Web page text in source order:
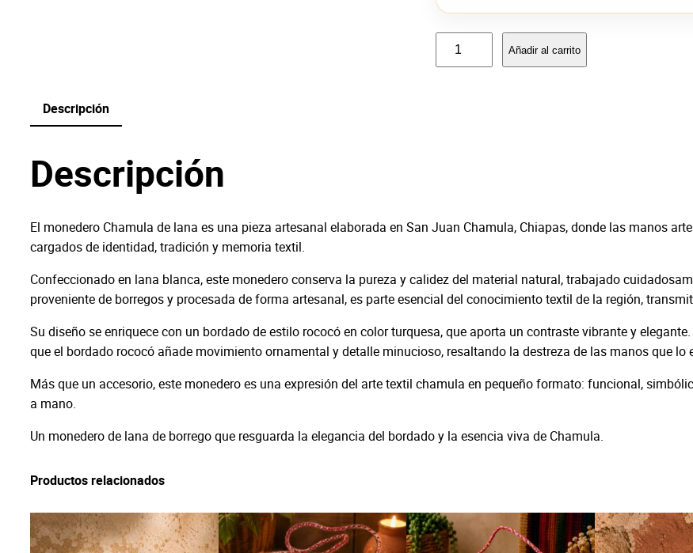
h
u
l
d
e
l
a
t
i
Añadir al carrito
Descripción
Descripción
El monedero Chamula de lana es una pieza artesanal elaborada en San Juan Chamula, Chiapas, donde las manos
cargados de identidad, tradición y memoria textil.
Confeccionado en lana blanca, este monedero conserva la pureza y calidez del material natural, trabajado
proveniente de borregos y procesada de forma artesanal, es parte esencial del conocimiento textil de la región,
Su diseño se enriquece con un bordado de estilo rococó en color turquesa, que aporta un contraste vibrante y
que el bordado rococó añade movimiento ornamental y detalle minucioso, resaltando la destreza de las manos que lo
Más que un accesorio, este monedero es una expresión del arte textil chamula en pequeño formato: funcional,
a mano.
Un monedero de lana de borrego que resguarda la elegancia del bordado y la esencia viva de Chamula.
Productos relacionados